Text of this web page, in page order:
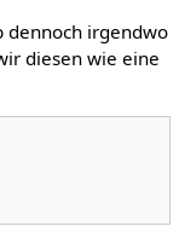
dennoch irgendwo
diesen wie eine